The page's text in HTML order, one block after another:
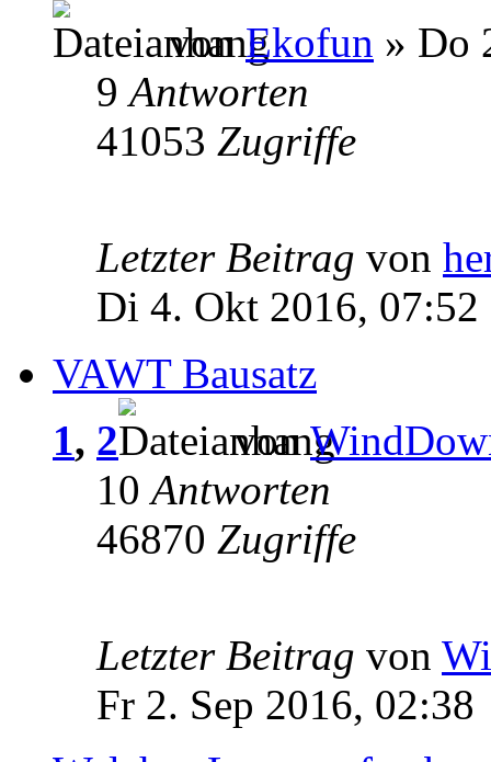
vonEkofun » Do
9Antworten
41053 Zugriffe
Letzter Beitrag von
Di 4. Okt 2016, 07:52
VAWT Bausatz
1, 2 von
10Antworten
46870 Zugriffe
Letzter Beitrag von
Fr 2. Sep 2016, 02:38